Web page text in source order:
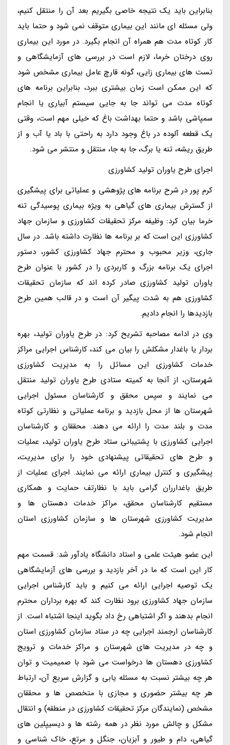
بنابراین باید یک نتیجه خاصی بگیریم بعد آن را منتقل کنیم،
ولی مسئله ای مانند این بیماری متوقف نمی شود و حتما باید
کار کوتاه مدت هم همراه آن انجام بگیرد. در مورد این بیماری
روی درختان خرما، لازم است در بررسی های آزمایشگاهی و
تست های بیماری زایی، گونه قارچ عامل بیماری مشخص شود
که این ممکن است زمان بیشتری ببرد، بنابراین برنامه های
کوتاه مدت می تواند جا به جایی سیستم آبیاری یا انجام
سمپاشی باشد و حتما بهداشت باغ که خیلی مهم است، وقتی
یک قطعه آلوده در باغ وجود دارد به راحتی با باد یا آب و از
طریق ریشه، تنه یا برگ، جا به جا، منتقل و منتشر می شود.
اجرای طرح یاوران تولید کشاورزی
کرم پور در شرح برنامه های پژوهشی و عملیاتی برای پیشگیری
از گسترش بیماری های گیاهی به ویژه بیماری پوسیدگی تنه
خرما بیان کرد: وظیفه مرکز تحقیقات کشاورزی و سازمان جهاد
کشاورزی این است که بر برنامه ها نظارت داشته باشد. در سال
جاری، وزیر محبوب و محترم جهاد کشاورزی کشور، دستور
اجرای یک برنامه بزرگ و کاربردی را در کشور با عنوان طرح
یاوران تولید کشاورزی صادر کرده اند که سازمان تحقیقات
کشاورزی هم به شدت پیگیر آن است و در قالب همین طرح
بازدیدها را انجام دادیم.
وی در ادامه مصاحبه تشریح کرد: در طرح یاوران تولید، بهره
بردار یا باغدار مشکلش را بیان می کند، کارشناس اجرایی مراکز
خدمات کشاورزی این مسائل را به مدیریت کشاورزی
شهرستان، از آنجا به کمیته ستادی طرح یاوران تولید منتقل
می نمایند و سپس محقق و کارشناسان مسئول اجرایی
شهرستان ها از محل بازدید و برنامه عملیاتی و نظارتی کوتاه
مدت و بلند مدت را ارائه می دهند. محققان و کارشناسان
اجرایی کشاورزی با پشتیبانی ستاد طرح یاوران تولید، عملیات
و طرح های تحقیقاتی پیشنهادی خود را برای مدیریت،
پیشگیری و کنترل بیماری ارائه می نمایند. اجرای عملیات از
طریق باغدارران گرامی باید با نظارتف حمایت و همکاری
مستقیم کارشناسان محقق، مراکز خدمات دهستان ها و
مدیریت کشاورزی شهرستان ها و سازمان کشاورزی استان
انجام شود.
این عضو هیئت علمی و استاد دانشگاه یادآور شد: قسمت مهم
کار این است که ما در آخر بازدید و بررسی های آزمایشگاهی
یک توصیه اجرایی ارائه می کنیم و باید کارشناس اجرایی
سازمان جهاد کشاورزی برود نظارت کند که بهره برداران محترم
انجام بدهند و اگر اشتباهی رخ داد بگوید اینجا اشتباه است. از
کارشناسان ارجمند اجرایی چه در ستاد سازمان کشاورزی استان
و چه در مدیریت های شهرستان و مراکز خدمات و ترویج
کشاورزی دهستان ها درخواست می شود با صمیمیت و توان
هر چه بیشتر نسبت به مسئله یابی و گزارش سریع آن، ارتباط
هر چه بیشتر حضوری و مجازی با متخصص ها و محققان
مشخص (نمایندگان مرکز تحقیقات کشاورزی در منطقه) و انتقال
مشکل و چالش مورد نظر در همه رشته ها و دیسیپلین های
گیاهی، دام و طیور و آبزیان، جنگل و مرتع، خاک شناسی و